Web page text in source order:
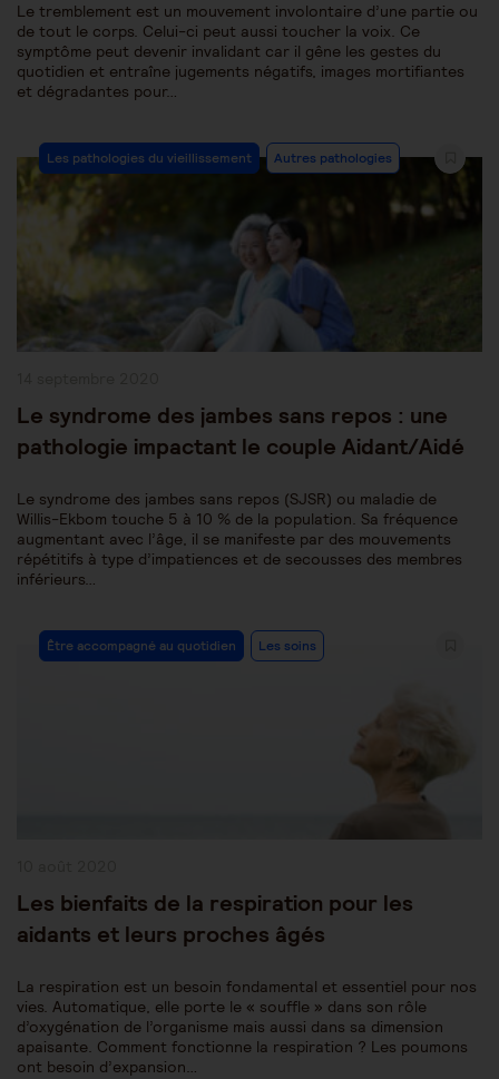
Le tremblement est un mouvement involontaire d’une partie ou
de tout le corps. Celui-ci peut aussi toucher la voix. Ce
symptôme peut devenir invalidant car il gêne les gestes du
quotidien et entraîne jugements négatifs, images mortifiantes
et dégradantes pour…
Post
Category:
Les pathologies du vieillissement Autres pathologies
Le syndrome des jambes sans repos : une
pathologie impactant le couple Aidant/Aidé
Le syndrome des jambes sans repos (SJSR) ou maladie de
Willis-Ekbom touche 5 à 10 % de la population. Sa fréquence
augmentant avec l’âge, il se manifeste par des mouvements
répétitifs à type d’impatiences et de secousses des membres
inférieurs…
Post
Category:
Être accompagné au quotidien Les soins
Les bienfaits de la respiration pour les
aidants et leurs proches âgés
La respiration est un besoin fondamental et essentiel pour nos
vies. Automatique, elle porte le « souffle » dans son rôle
d’oxygénation de l’organisme mais aussi dans sa dimension
apaisante. Comment fonctionne la respiration ? Les poumons
ont besoin d’expansion…